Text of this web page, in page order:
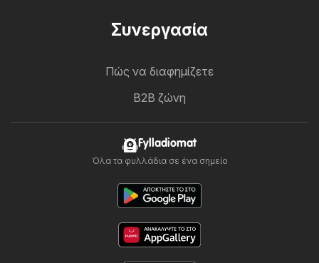
Συνεργασία
Πώς να διαφημίζετε
B2B ζώνη
Fylladiomat
Όλα τα φυλλάδια σε ένα σημείο